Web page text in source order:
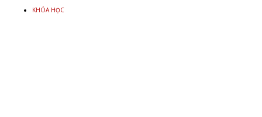
KHÓA HỌC